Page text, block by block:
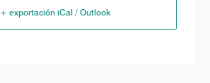
+ exportación iCal / Outlook